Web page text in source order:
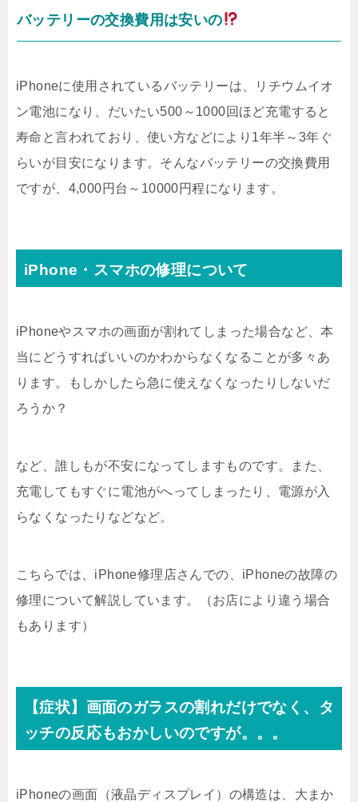
バッテリーの交換費用は安いの
iPhoneに使用されているバッテリーは、リチウムイオ
ン電池になり、だいたい500～1000回ほど充電すると
寿命と言われており、使い方などにより1年半～3年ぐ
らいが目安になります。そんなバッテリーの交換費用
ですが、4,000円台～10000円程になります。
iPhone・スマホの修理について
iPhoneやスマホの画面が割れてしまった場合など、本
当にどうすればいいのかわからなくなることが多々あ
ります。もしかしたら急に使えなくなったりしないだ
ろうか？
など、誰しもが不安になってしますものです。また、
充電してもすぐに電池がへってしまったり、電源が入
らなくなったりなどなど。
こちらでは、iPhone修理店さんでの、iPhoneの故障の
修理について解説しています。（お店により違う場合
もあります）
【症状】画面のガラスの割れだけでなく、タ
ッチの反応もおかしいのですが。。。
iPhoneの画面（液晶ディスプレイ）の構造は、大まか